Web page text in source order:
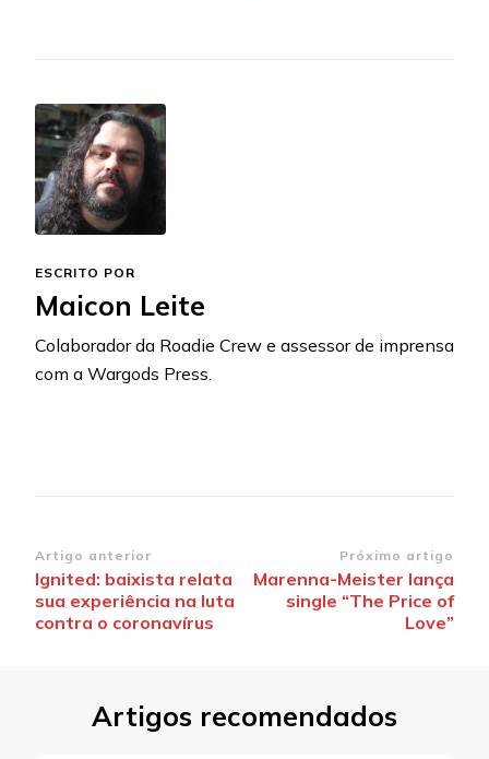
ESCRITO POR
Maicon Leite
Colaborador da Roadie Crew e assessor de imprensa
com a Wargods Press.
Navegação
de
post
Artigo anterior
Ignited: baixista relata
sua experiência na luta
contra o coronavírus
Próximo artigo
Marenna-Meister lança
single “The Price of
Love”
Artigos recomendados